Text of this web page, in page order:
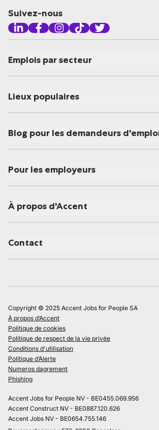
Suivez-nous
Emplois par secteur
Lieux populaires
Blog pour les demandeurs
Pour les employeurs
À propos d'Accent
Contact
Copyright © 2025 Accent Jobs for People SA
À propos d’Accent
Politique de cookies
Politique de respect de la vie privée
Conditions d'utilisation
Politique d’Alerte
Numeros dagrement
Phishing
Accent Jobs for People NV - BE0455.069.956
Accent Construct NV - BE0887.120.626
Accent Jobs NV - BE0654.755.146